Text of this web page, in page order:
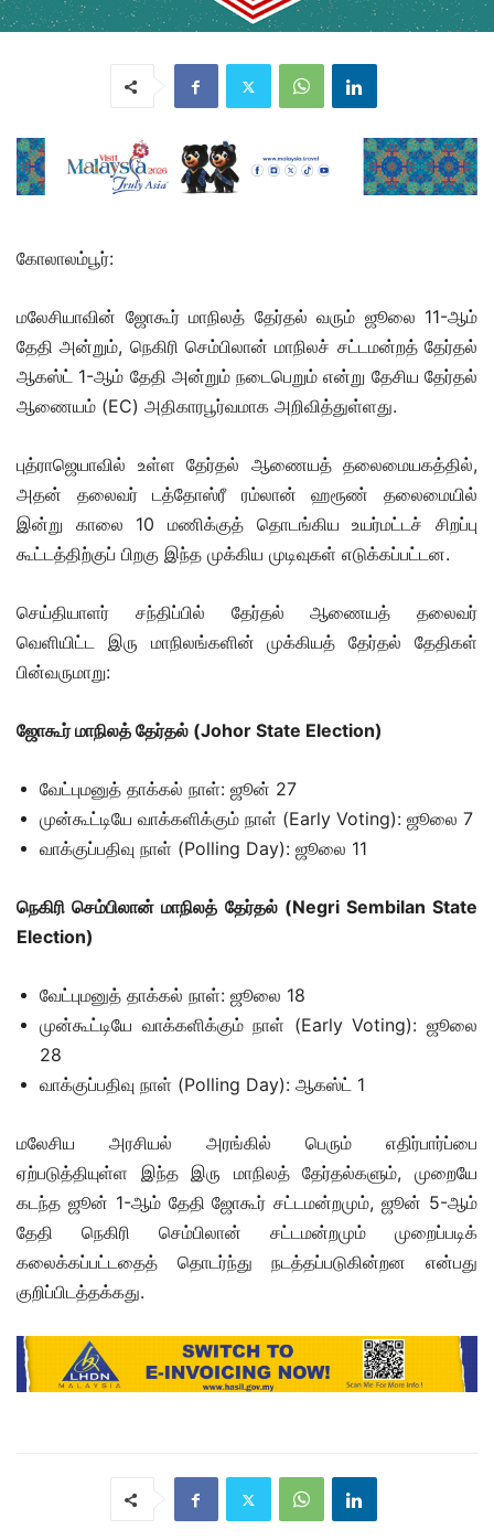
கோலாலம்பூர்:
மலேசியாவின் ஜோகூர் மாநிலத் தேர்தல் வரும் ஜூலை 11-ஆம்
தேதி அன்றும், நெகிரி செம்பிலான் மாநிலச் சட்டமன்றத் தேர்தல்
ஆகஸ்ட் 1-ஆம் தேதி அன்றும் நடைபெறும் என்று தேசிய தேர்தல்
ஆணையம் (EC) அதிகாரபூர்வமாக அறிவித்துள்ளது.
புத்ராஜெயாவில் உள்ள தேர்தல் ஆணையத் தலைமையகத்தில்,
அதன் தலைவர் டத்தோஸ்ரீ ரம்லான் ஹரூண் தலைமையில்
இன்று காலை 10 மணிக்குத் தொடங்கிய உயர்மட்டச் சிறப்பு
கூட்டத்திற்குப் பிறகு இந்த முக்கிய முடிவுகள் எடுக்கப்பட்டன.
செய்தியாளர் சந்திப்பில் தேர்தல் ஆணையத் தலைவர்
வெளியிட்ட இரு மாநிலங்களின் முக்கியத் தேர்தல் தேதிகள்
பின்வருமாறு:
ஜோகூர் மாநிலத் தேர்தல் (Johor State Election)
வேட்புமனுத் தாக்கல் நாள்: ஜூன் 27
முன்கூட்டியே வாக்களிக்கும் நாள் (Early Voting): ஜூலை 7
வாக்குப்பதிவு நாள் (Polling Day): ஜூலை 11
நெகிரி செம்பிலான் மாநிலத் தேர்தல் (Negri Sembilan State
Election)
வேட்புமனுத் தாக்கல் நாள்: ஜூலை 18
முன்கூட்டியே வாக்களிக்கும் நாள் (Early Voting): ஜூலை
28
வாக்குப்பதிவு நாள் (Polling Day): ஆகஸ்ட் 1
மலேசிய அரசியல் அரங்கில் பெரும் எதிர்பார்ப்பை
ஏற்படுத்தியுள்ள இந்த இரு மாநிலத் தேர்தல்களும், முறையே
கடந்த ஜூன் 1-ஆம் தேதி ஜோகூர் சட்டமன்றமும், ஜூன் 5-ஆம்
தேதி நெகிரி செம்பிலான் சட்டமன்றமும் முறைப்படிக்
கலைக்கப்பட்டதைத் தொடர்ந்து நடத்தப்படுகின்றன என்பது
குறிப்பிடத்தக்கது.